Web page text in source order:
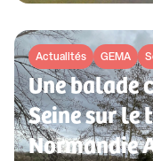
Actualités GEMA
Une balade
Seine sur le
Normandie